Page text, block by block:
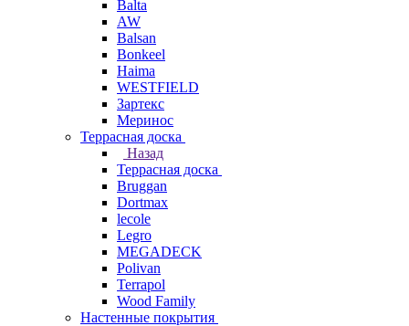
Balta
AW
Balsan
Bonkeel
Haima
WESTFIELD
Зартекс
Меринос
Террасная доска
Назад
Террасная доска
Bruggan
Dortmax
lecole
Legro
MEGADECK
Polivan
Terrapol
Wood Family
Настенные покрытия